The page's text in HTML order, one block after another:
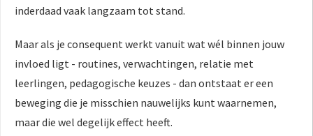
inderdaad vaak langzaam tot stand.
Maar als je consequent werkt vanuit wat wél binnen jouw
invloed ligt - routines, verwachtingen, relatie met
leerlingen, pedagogische keuzes - dan ontstaat er een
beweging die je misschien nauwelijks kunt waarnemen,
maar die wel degelijk effect heeft.